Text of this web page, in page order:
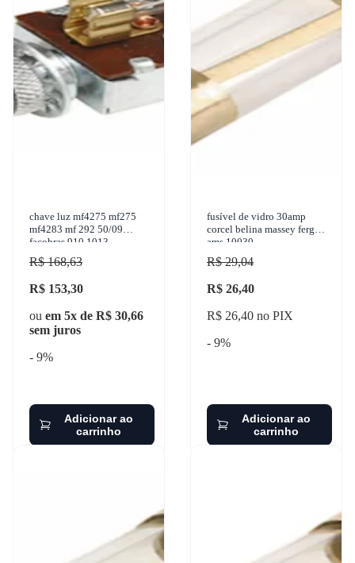
chave luz mf4275 mf275
mf4283 mf 292 50/09
facobras 910.1013
R$ 168,63
R$ 153,30
ou em 5x de R$ 30,66
sem juros
- 9%
Adicionar ao
carrinho
fusível de vidro 30amp
corcel belina massey ferg
ams 10030
R$ 29,04
R$ 26,40
R$ 26,40 no PIX
- 9%
Adicionar ao
carrinho